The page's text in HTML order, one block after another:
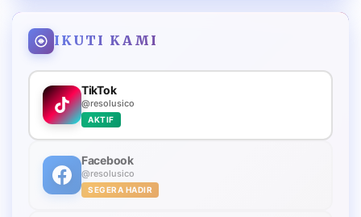
IKUTI KAMI
TikTok
@resolusico
AKTIF
Facebook
@resolusico
SEGERA HADIR